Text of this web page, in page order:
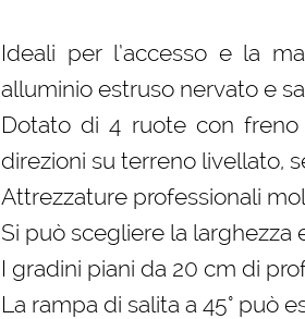
Ideali per l’accesso e la
alluminio estruso nervato e
Dotato di 4 ruote con
direzioni su terreno livellato,
Attrezzature professionali
Si può scegliere la larghezza
I gradini piani da 20 cm di
La rampa di salita a 45° può